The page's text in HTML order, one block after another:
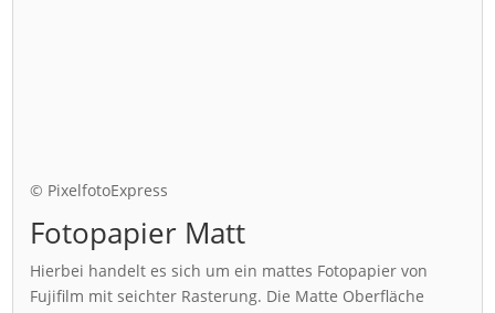
© PixelfotoExpress
Fotopapier Matt
Hierbei handelt es sich um ein mattes Fotopapier von
Fujifilm mit seichter Rasterung. Die Matte Oberfläche